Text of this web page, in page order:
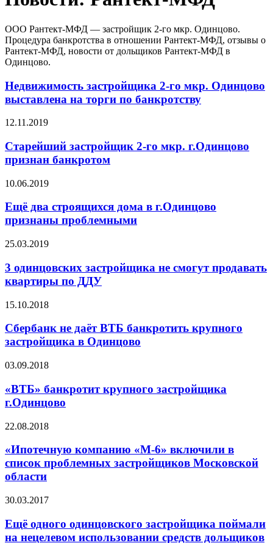
ООО Рантект-МФД — застройщик 2-го мкр. Одинцово.
Процедура банкротства в отношении Рантект-МФД, отзывы о
Рантект-МФД, новости от дольщиков Рантект-МФД в
Одинцово.
Недвижимость застройщика 2-го мкр. Одинцово
выставлена на торги по банкротству
12.11.2019
Старейший застройщик 2-го мкр. г.Одинцово
признан банкротом
10.06.2019
Ещё два строящихся дома в г.Одинцово
признаны проблемными
25.03.2019
3 одинцовских застройщика не смогут продавать
квартиры по ДДУ
15.10.2018
Сбербанк не даёт ВТБ банкротить крупного
застройщика в Одинцово
03.09.2018
«ВТБ» банкротит крупного застройщика
г.Одинцово
22.08.2018
«Ипотечную компанию «М-6» включили в
список проблемных застройщиков Московской
области
30.03.2017
Ещё одного одинцовского застройщика поймали
на нецелевом использовании средств дольщиков